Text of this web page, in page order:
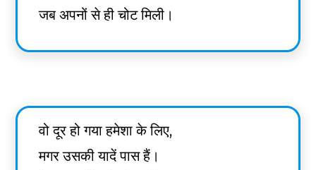
जब अपनों से ही चोट मिली।
वो दूर हो गया हमेशा के लिए,
मगर उसकी यादें पास हैं।